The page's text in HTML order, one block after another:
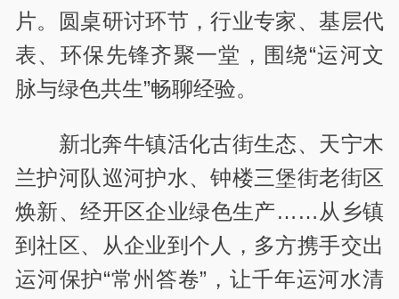
片。圆桌研讨环节，行业专家、基层代
表、环保先锋齐聚一堂，围绕“运河文
脉与绿色共生”畅聊经验。
新北奔牛镇活化古街生态、天宁木
兰护河队巡河护水、钟楼三堡街老街区
焕新、经开区企业绿色生产……从乡镇
到社区、从企业到个人，多方携手交出
运河保护“常州答卷”，让千年运河水清